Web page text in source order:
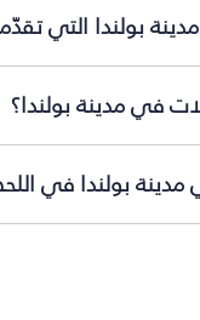
بولندا التي
في مدينة بولندا؟
بولندا في